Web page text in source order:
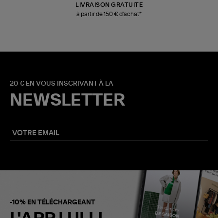
LIVRAISON GRATUITE
à partir de 150 € d'achat*
20 € EN VOUS INSCRIVANT À LA
NEWSLETTER
-10% EN TÉLÉCHARGEANT